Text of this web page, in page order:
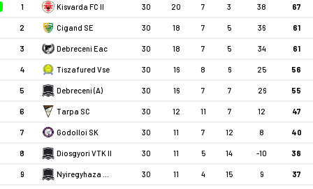
1 Kisvarda FC II 30 20 7 3 38 67
2 Cigand SE 30 18 7 5 36 61
3 Debreceni Eac 30 18 7 5 34 61
4 Tiszafured Vse 30 16 8 6 25 56
5 Debreceni (A) 30 16 7 7 26 55
6 Tarpa SC 30 12 11 7 12 47
7 Godolloi SK 30 11 7 12 8 40
8 Diosgyori VTK II 30 11 5 14 -10 38
9 30 11 4 15 9 37